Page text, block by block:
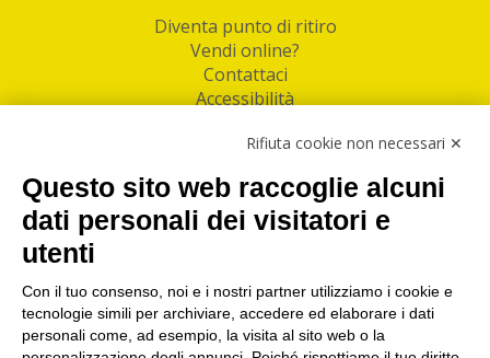
Diventa punto di ritiro
Vendi online?
Contattaci
Accessibilità
Facebook
Linkedin
I nostri punti di ritiro e spedizione pacchi nelle
maggiori città italiane
Torino|Milano|Roma|Bologna|Firenze| Genova
Napoli|Varese
Rifiuta cookie non necessari ✕
Questo sito web raccoglie alcuni
dati personali dei visitatori e
utenti
Con il tuo consenso, noi e i nostri partner utilizziamo i cookie e
tecnologie simili per archiviare, accedere ed elaborare i dati
personali come, ad esempio, la visita al sito web o la